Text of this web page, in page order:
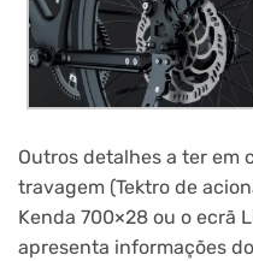
Outros detalhes a ter em
travagem (Tektro de
Kenda 700×28 ou o ecrã
apresenta informações